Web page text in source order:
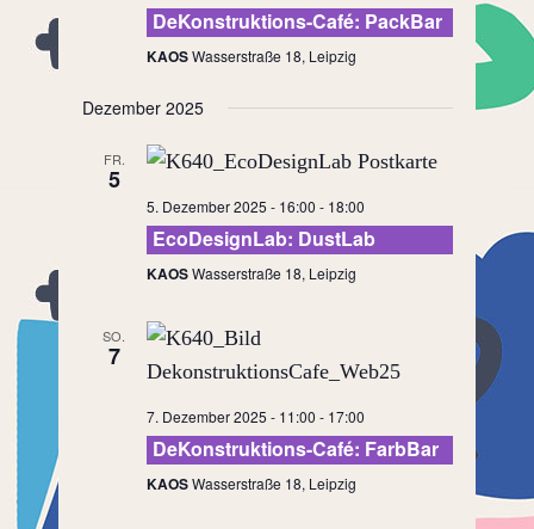
DeKonstruktions-Café: PackBar
KAOSWasserstraße 18, Leipzig
Dezember 2025
FR.
5
5. Dezember 2025 - 16:00 - 18:00
EcoDesignLab: DustLab
KAOSWasserstraße 18, Leipzig
SO.
7
7. Dezember 2025 - 11:00 - 17:00
DeKonstruktions-Café: FarbBar
KAOSWasserstraße 18, Leipzig